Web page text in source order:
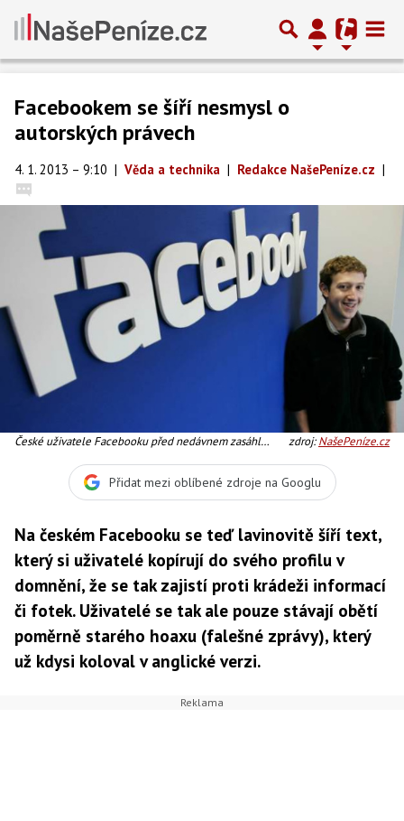
Facebookem se šíří nesmysl o
autorských právech
4. 1. 2013 – 9:10 | Věda a technika | Redakce NašePeníze.cz |
České uživatele Facebooku před nedávnem zasáhl
uživatelé lépe ochrání své soukromí, Foto: Facebook
zdroj:NašePeníze.cz
Přidat mezi oblíbené zdroje na Googlu
Na českém Facebooku se teď lavinovitě šíří text,
který si uživatelé kopírují do svého profilu v
domnění, že se tak zajistí proti krádeži informací
či fotek. Uživatelé se tak ale pouze stávají obětí
poměrně starého hoaxu (falešné zprávy), který
už kdysi koloval v anglické verzi.